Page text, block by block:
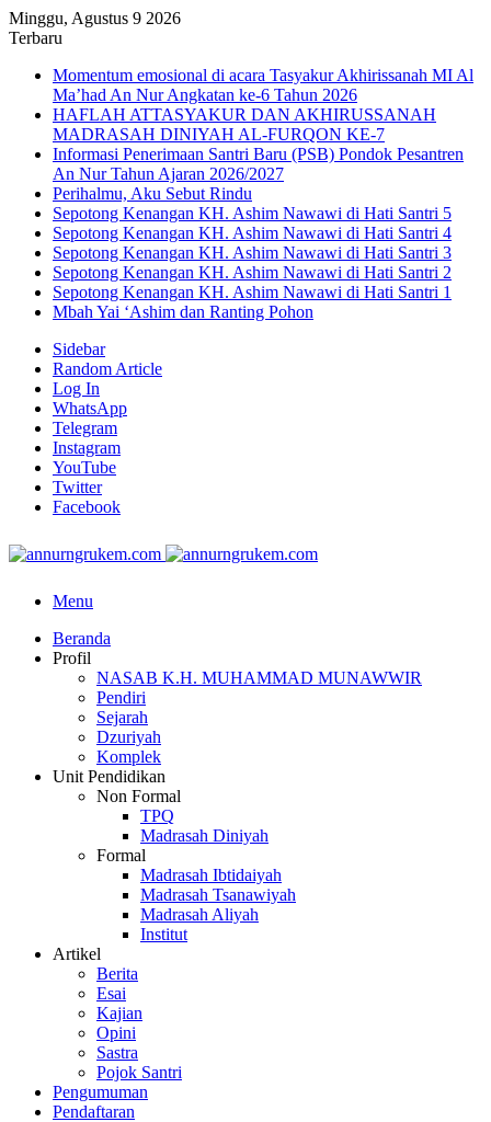
Minggu, Agustus 9 2026
Terbaru
Momentum emosional di acara Tasyakur Akhirissanah MI Al
Ma’had An Nur Angkatan ke-6 Tahun 2026
HAFLAH ATTASYAKUR DAN AKHIRUSSANAH
MADRASAH DINIYAH AL-FURQON KE-7
Informasi Penerimaan Santri Baru (PSB) Pondok Pesantren
An Nur Tahun Ajaran 2026/2027
Perihalmu, Aku Sebut Rindu
Sepotong Kenangan KH. Ashim Nawawi di Hati Santri 5
Sepotong Kenangan KH. Ashim Nawawi di Hati Santri 4
Sepotong Kenangan KH. Ashim Nawawi di Hati Santri 3
Sepotong Kenangan KH. Ashim Nawawi di Hati Santri 2
Sepotong Kenangan KH. Ashim Nawawi di Hati Santri 1
Mbah Yai ‘Ashim dan Ranting Pohon
Sidebar
Random Article
Log In
WhatsApp
Telegram
Instagram
YouTube
Twitter
Facebook
Menu
Beranda
Profil
NASAB K.H. MUHAMMAD MUNAWWIR
Pendiri
Sejarah
Dzuriyah
Komplek
Unit Pendidikan
Non Formal
TPQ
Madrasah Diniyah
Formal
Madrasah Ibtidaiyah
Madrasah Tsanawiyah
Madrasah Aliyah
Institut
Artikel
Berita
Esai
Kajian
Opini
Sastra
Pojok Santri
Pengumuman
Pendaftaran